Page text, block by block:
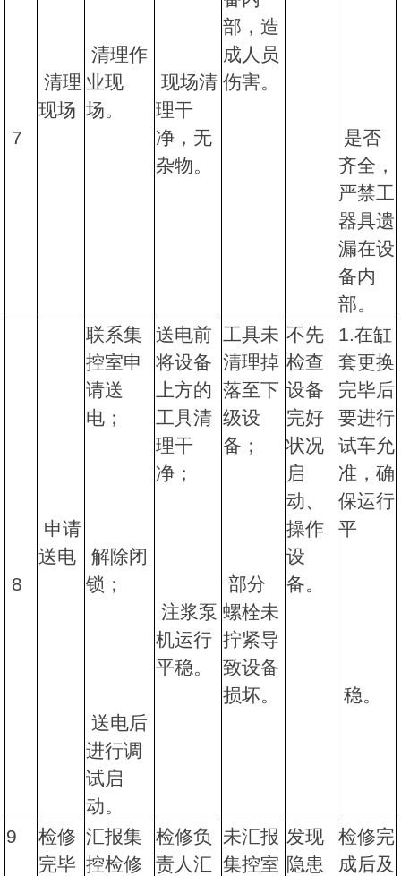
7
清理
现场
清理作
业现
场。
现场清
理干
净，无
杂物。
部，造
成人员
伤害。
是否
齐全，
严禁工
器具遗
漏在设
备内
部。
8
申请
送电
联系集
控室申
请送
电；
解除闭
锁；
送电后
进行调
试启
动。
送电前
将设备
上方的
工具清
理干
净；
注浆泵
机运行
平稳。
工具未
清理掉
落至下
级设
备；
部分
螺栓未
拧紧导
致设备
损坏。
不先
检查
设备
完好
状况
启
动、
操作
设
备。
1.在缸
套更换
完毕后
要进行
试车允
准，确
保运行
平
稳。
9
检修
完毕
汇报集
控检修
检修负
责人汇
未汇报
集控室
发现
隐患
检修完
成后及